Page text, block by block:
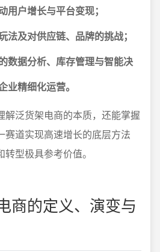
用户增长与平台变现；
法及对供应链、品牌的挑战；
数据分析、库存管理与智能决
业精细化运营。
解泛货架电商的本质，还能掌握
赛道实现高速增长的底层方法
型极具参考价值。
商的定义、演变与